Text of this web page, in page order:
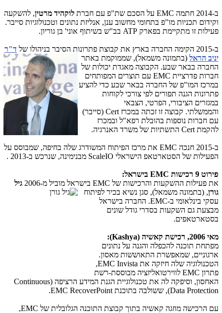
ב-2014 חתמה EMC על הסכם שת"פ עם חברת לוקהיד מרטין, להשקעה
וקידום תכניות מו"פ בתחומי מחשוב ענן, אנליזת נתונים וטכנולוגיות סייבר.
פעילות זו מתקיימת בפארק ATP בב"ש בשיתוף אוני' בן גוריון.
ב-2015 הקימה החברה בארץ את קבוצת פתרונות הסיבר בניהולו של ד"ר
יניב הראל (בתמונה משמאל), שממוקמת באתר
החברה בבאר שבע. הקבוצה מאגדת יכולות של
חברות פדרציית EMC עם תוצרים המפותחים
במרכז המו"פ של החברה בבאר שבע כדי להציע
פתרונות הגנה תפורים לפי צורכי לקוחות
במגזרים הציבורי, הפרטי, הצבאי
והממשלתי. קבוצה זו זכתה במכרז Cert (סייבר)
עם חברות נוספות בהובלת רפא"ל ובמכרז
להקמת Cert התשתיות של משרד האנרגיה.
ב-2015 חנכה EMC את מרכז הפיתוח המשודרג שלה בחיפה, שמבוסס על
הפעילות של הסטארטאפ הישראלי ScaleIO מבנימינה, שנרכש ב-2013 .
פירוט 9 רכישות EMC בישראל:
את פעילות ההשקעות והרכישות של EMC בישראל מוביל מ-2006
גיל
גורן, (בתמונה משמאל), סגן נשיא בכיר לפיתוח
עסקי בינלאומי ב-EMC. החברה בישראל
מבצעת גם השקעות בסדרי גודל שונים
בסטארטאפים.
מאי 2006, רכישת קאשיה ( Kashya
):
מפתחת תוכנה להכפלה והגנה על נתונים
ארגוניים, שמאפשרת התאוששות מאסון.
הטכנולוגיה שלה חיזקה את EMC Invista
,
פתרון EMC לווירטואליזציה מבוססת-רשת
האחסון, וסיפקה לה את טכנולוגיית הגנת המידע הרציפה (Continuous
Data Protection), ששולבה בתוכנת EMC RecoverPoint
.
עם הרכישה מוזגה קאשיה בתוך קבוצת התוכנה הגלובלית של EMC
,